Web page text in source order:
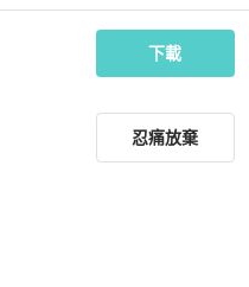
新品 台灣 免運
下載
忍痛放棄